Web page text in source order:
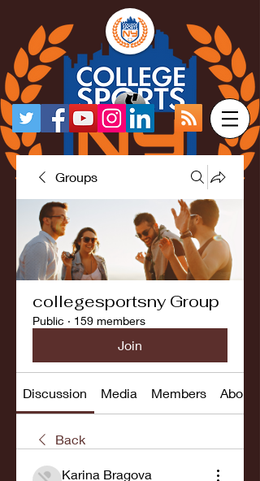
Groups
collegesportsny Group
Public · 159 members
Join
Discussion Media Members About
Back
Karina Bragova